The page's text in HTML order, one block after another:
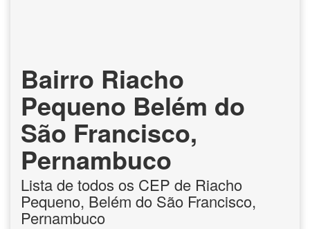
Bairro Riacho
Pequeno Belém do
São Francisco,
Pernambuco
Lista de todos os CEP de Riacho
Pequeno, Belém do São Francisco,
Pernambuco